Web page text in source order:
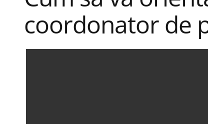
coordonator de